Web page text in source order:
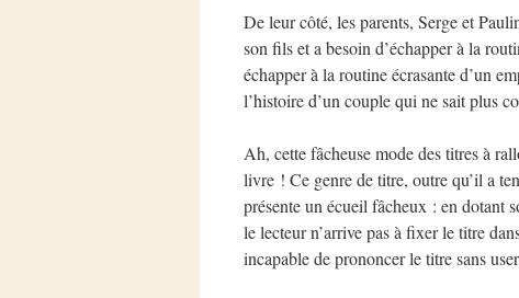
De leur côté, les parents, Serge et
son fils et a besoin d’échapper à la
échapper à la routine écrasante d’un
l’histoire d’un couple qui ne sait plus
Ah, cette fâcheuse mode des titres à
livre ! Ce genre de titre, outre qu’il a
présente un écueil fâcheux : en dotant
le lecteur n’arrive pas à fixer le titre
incapable de prononcer le titre sans